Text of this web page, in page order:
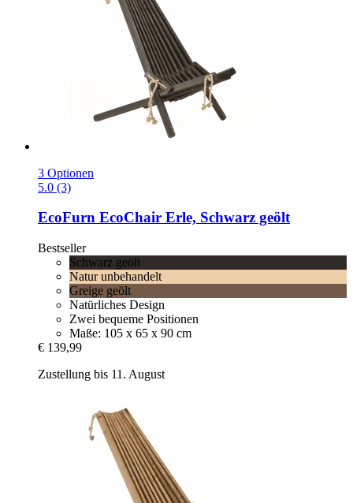
3 Optionen
5.0 (3)
EcoFurn EcoChair Erle, Schwarz geölt
Bestseller
Schwarz geölt
Natur unbehandelt
Greige geölt
Natürliches Design
Zwei bequeme Positionen
Maße: 105 x 65 x 90 cm
€ 139,99
Zustellung bis 11. August